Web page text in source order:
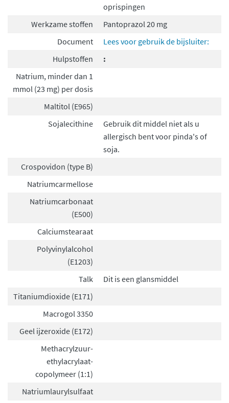
oprispingen
Werkzame stoffen
Pantoprazol 20 mg
Document
Lees voor gebruik de bijsluiter:
Hulpstoffen
:
Natrium, minder dan 1
mmol (23 mg) per dosis
Maltitol (E965)
Sojalecithine
Gebruik dit middel niet als u
allergisch bent voor pinda's of
soja.
Crospovidon (type B)
Natriumcarmellose
Natriumcarbonaat
(E500)
Calciumstearaat
Polyvinylalcohol
(E1203)
Talk
Dit is een glansmiddel
Titaniumdioxide (E171)
Macrogol 3350
Geel ijzeroxide (E172)
Methacrylzuur-
ethylacrylaat-
copolymeer (1:1)
Natriumlaurylsulfaat